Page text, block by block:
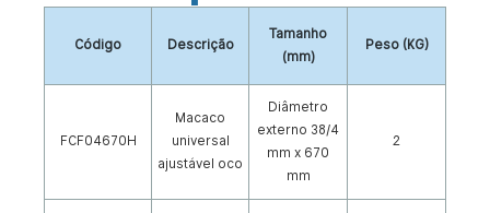
Código Descrição
Tamanho
(mm)
Peso (KG)
FCF04670H
Macaco
universal
ajustável oco
Diâmetro
externo 38/4
mm x 670
mm
2